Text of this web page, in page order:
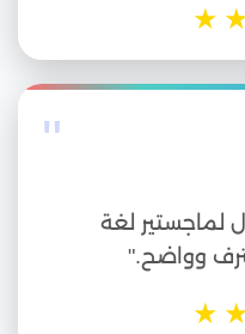
★
"
لماجستير لغة
وواضح."
★